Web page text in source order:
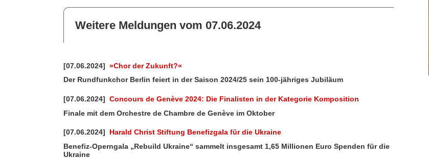
Weitere Meldungen vom 07.06.2024
[07.06.2024] »Chor der Zukunft?«
Der Rundfunkchor Berlin feiert in der Saison 2024/25 sein 100-jähriges Jubiläum
[07.06.2024] Concours de Genève 2024: Die Finalisten in der Kategorie Komposition
Finale mit dem Orchestre de Chambre de Genève im Oktober
[07.06.2024]
Harald Christ Stiftung Benefizgala für die Ukraine
Benefiz-Operngala „Rebuild Ukraine“ sammelt insgesamt 1,65 Millionen Euro Spenden für die
Ukraine